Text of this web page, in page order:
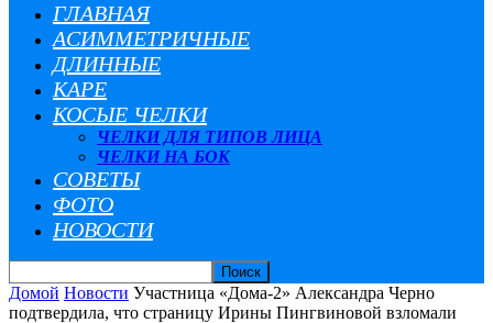
ГЛАВНАЯ
АСИММЕТРИЧНЫЕ
ДЛИННЫЕ
КАРЕ
КОСЫЕ ЧЕЛКИ
ЧЕЛКИ ДЛЯ ТИПОВ ЛИЦА
ЧЕЛКИ НА БОК
СОВЕТЫ
ФОТО
НОВОСТИ
Домой Новости Участница «Дома-2» Александра Черно
подтвердила, что страницу Ирины Пингвиновой взломали